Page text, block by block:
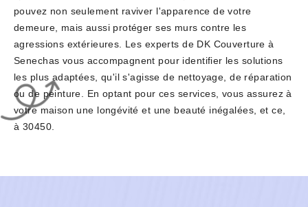
pouvez non seulement raviver l'apparence de votre
demeure, mais aussi protéger ses murs contre les
agressions extérieures. Les experts de DK Couverture à
Senechas vous accompagnent pour identifier les solutions
les plus adaptées, qu'il s'agisse de nettoyage, de réparation
ou de peinture. En optant pour ces services, vous assurez à
votre maison une longévité et une beauté inégalées, et ce,
à 30450.